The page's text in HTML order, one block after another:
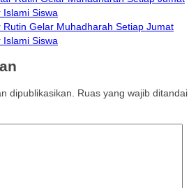
Rutin Gelar Muhadharah Setiap Jumat
Islami Siswa
dipublikasikan. Ruas yang wajib ditandai